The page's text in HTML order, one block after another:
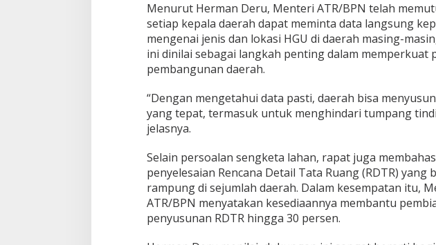
Menurut Herman Deru, Menteri ATR/BPN telah
setiap kepala daerah dapat meminta data langsung
mengenai jenis dan lokasi HGU di daerah masing-
ini dinilai sebagai langkah penting dalam memperkuat
pembangunan daerah.
“Dengan mengetahui data pasti, daerah bisa
yang tepat, termasuk untuk menghindari tumpang
jelasnya.
Selain persoalan sengketa lahan, rapat juga membahas
penyelesaian Rencana Detail Tata Ruang (RDTR) yang
rampung di sejumlah daerah. Dalam kesempatan itu,
ATR/BPN menyatakan kesediaannya membantu
penyusunan RDTR hingga 30 persen.